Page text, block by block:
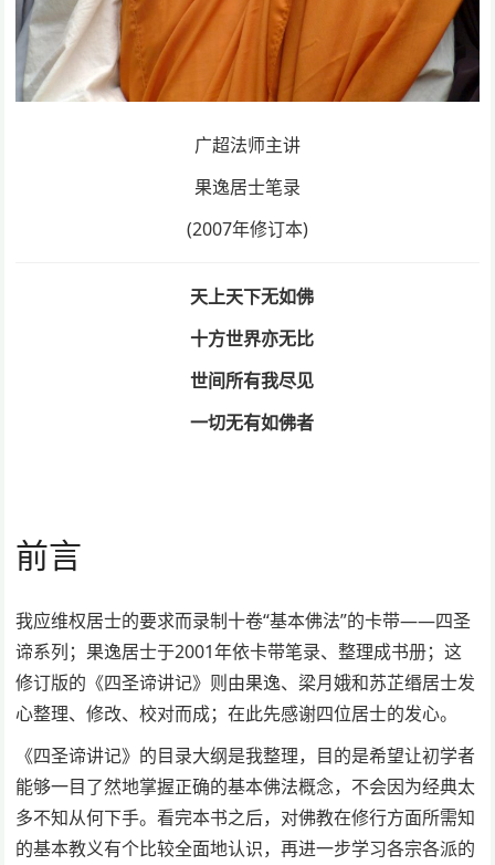
广超法师主讲
果逸居士笔录
(2007年修订本)
天上天下无如佛
十方世界亦无比
世间所有我尽见
一切无有如佛者
前言
我应维权居士的要求而录制十卷“基本佛法”的卡带——四圣
谛系列；果逸居士于2001年依卡带笔录、整理成书册；这
修订版的《四圣谛讲记》则由果逸、梁月娥和苏芷缗居士发
心整理、修改、校对而成；在此先感谢四位居士的发心。
《四圣谛讲记》的目录大纲是我整理，目的是希望让初学者
能够一目了然地掌握正确的基本佛法概念，不会因为经典太
多不知从何下手。看完本书之后，对佛教在修行方面所需知
的基本教义有个比较全面地认识，再进一步学习各宗各派的